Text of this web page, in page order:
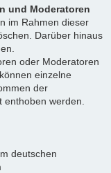
und Moderatoren
im Rahmen dieser
Darüber hinaus
oder Moderatoren
einzelne
der
werden.
deutschen